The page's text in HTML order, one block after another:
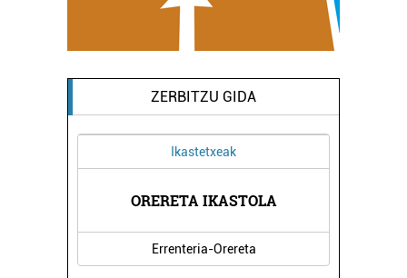
ZERBITZU GIDA
Ikastetxeak
ORERETA IKASTOLA
Errenteria-Orereta